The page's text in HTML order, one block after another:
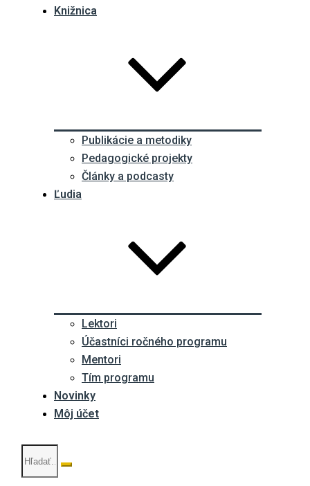
Knižnica
Publikácie a metodiky
Pedagogické projekty
Články a podcasty
Ľudia
Lektori
Účastníci ročného programu
Mentori
Tím programu
Novinky
Môj účet